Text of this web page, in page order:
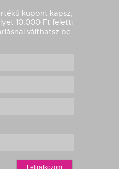
kupont kapsz,
10.000 Ft feletti
válthatsz be.
Feliratkozom